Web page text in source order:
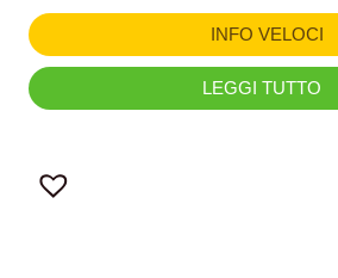
INFO VELOCI
LEGGI TUTTO